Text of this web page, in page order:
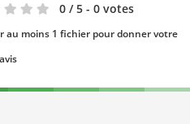
0 / 5 - 0 votes
au moins 1 fichier pour donner votre
avis